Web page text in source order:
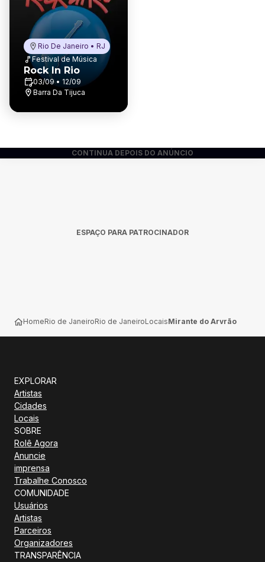
Rio De Janeiro • RJ
Festival de Música
Rock In Rio
03/09 • 12/09
Barra Da Tijuca
CONTINUA DEPOIS DO ANÚNCIO
ESPAÇO PARA PATROCINADOR
HomeRio de JaneiroRio de JaneiroLocaisMirante do Arvrão
EXPLORAR
Artistas
Cidades
Locais
SOBRE
Rolê Agora
Anuncie
imprensa
Trabalhe Conosco
COMUNIDADE
Usuários
Artistas
Parceiros
Organizadores
TRANSPARÊNCIA